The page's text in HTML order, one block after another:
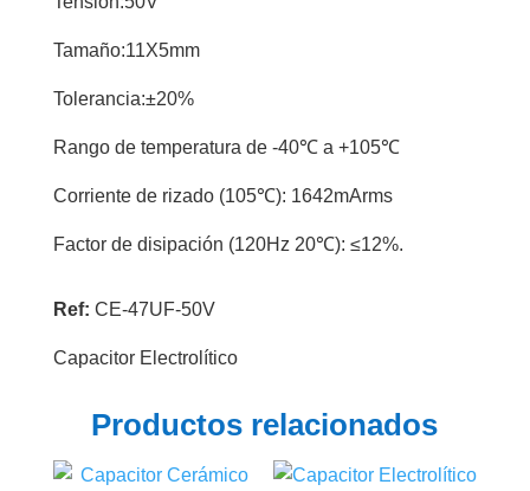
Tamaño:11X5mm
Tolerancia:±20%
Rango de temperatura de -40℃ a +105℃
Corriente de rizado (105℃): 1642mArms
Factor de disipación (120Hz 20℃): ≤12%.
Ref: CE-47UF-50V
Capacitor Electrolítico
Productos relacionados